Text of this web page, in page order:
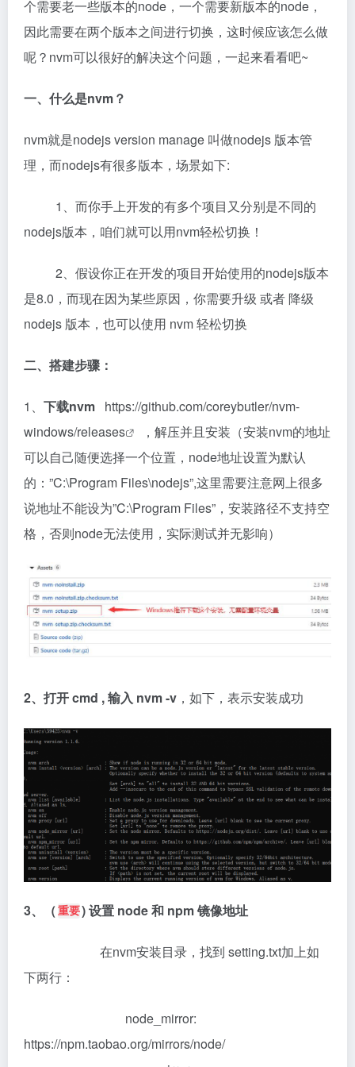
个需要老一些版本的node，一个需要新版本的node，
因此需要在两个版本之间进行切换，这时候应该怎么做
呢？nvm可以很好的解决这个问题，一起来看看吧~
一、什么是nvm？
nvm就是nodejs version manage 叫做nodejs 版本管
理，而nodejs有很多版本，场景如下:
1、而你手上开发的有多个项目又分别是不同的
nodejs版本，咱们就可以用nvm轻松切换！
2、假设你正在开发的项目开始使用的nodejs版本
是8.0，而现在因为某些原因，你需要升级 或者 降级
nodejs 版本，也可以使用 nvm 轻松切换
二、搭建步骤：
1、 下载nvm https://github.com/coreybutler/nvm-
windows/releases
，解压并且安装（安装nvm的地址
可以自己随便选择一个位置，node地址设置为默认
的：”C:\Program Files\nodejs”,这里需要注意网上很多
说地址不能设为”C:\Program Files”，安装路径不支持空
格，否则node无法使用，实际测试并无影响）
2、打开 cmd , 输入 nvm -v ，如下，表示安装成功
3、（重要) 设置 node 和 npm 镜像地址
在nvm安装目录，找到 setting.txt加上如
下两行：
node_mirror:
https://npm.taobao.org/mirrors/node/